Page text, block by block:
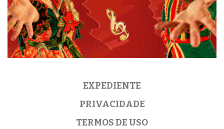
EXPEDIENTE
PRIVACIDADE
TERMOS DE USO